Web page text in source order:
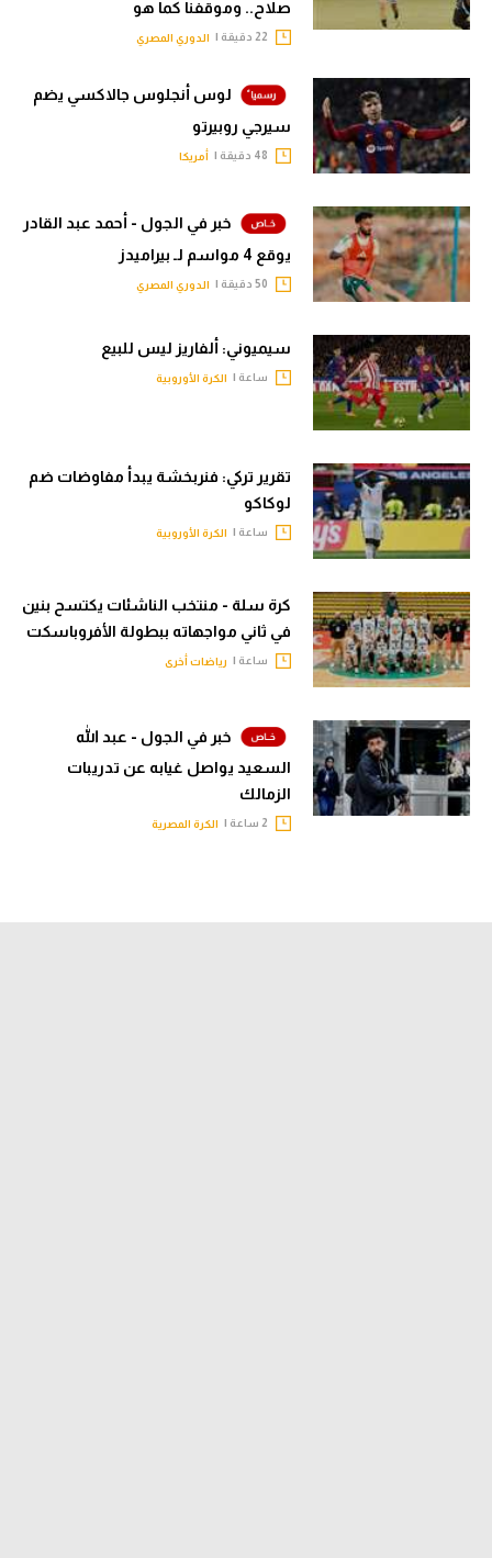
صلاح.. وموقفنا كما هو
الدوري المصري
لوس أنجلوس جالاكسي يضم
سيرجي روبيرتو
أمريكا
خبر في الجول - أحمد عبد القادر
يوقع 4 مواسم لـ بيراميدز
الدوري المصري
سيميوني: ألفاريز ليس للبيع
ساعة | الكرة الأوروبية
تقرير تركي: فنربخشة يبدأ مفاوضات ضم
لوكاكو
ساعة | الكرة الأوروبية
كرة سلة - منتخب الناشئات يكتسح بنين
في ثاني مواجهاته ببطولة الأفروباسكت
ساعة | رياضات أخرى
خبر في الجول - عبد الله
السعيد يواصل غيابه عن تدريبات
الزمالك
الكرة المصرية